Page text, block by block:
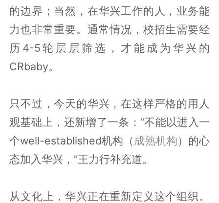
的边界；当然，在华兴工作的人，业务能
力也非常重要。通常情况，校招生需要经
历4-5轮层层筛选，才能成为华兴的
CRbaby。
只不过，今天的华兴，在这样严格的用人
观基础上，还新增了一条：“不能以进入一
个well-established机构（成熟机构）的心
态加入华兴，”王力行补充道。
从文化上，华兴正在重新定义这个组织。